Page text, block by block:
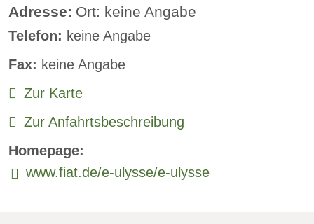
Standheizung:
verfügbar
Sprachsteuerung:
Rückfahrkamera
Sitzheizung vorne:
Sitzheizung hinten:
verfügbar
Freisprecheinrichtung:
Adresse: Ort: keine Angabe
Telefon: keine Angabe
Fax: keine Angabe
Zur Karte
Zur Anfahrtsbeschreibung
Homepage:
www.fiat.de/e-ulysse/e-ulysse